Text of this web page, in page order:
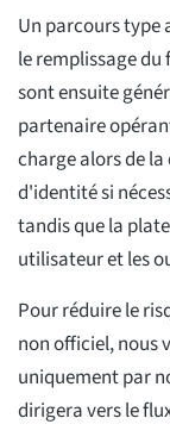
Un parcours type
le remplissage
sont ensuite
partenaire
charge alors de
d'identité si
tandis que la
utilisateur et les
Pour réduire le
non officiel, nous
uniquement par
dirigera vers le